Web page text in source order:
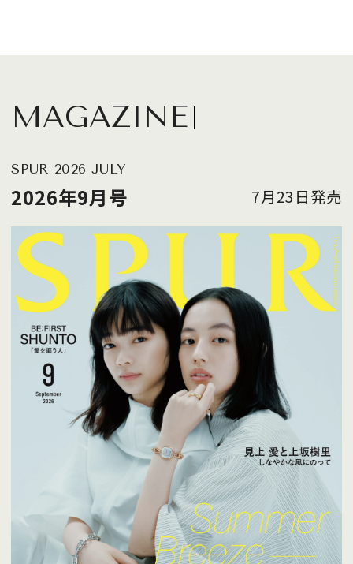
MAGAZINE
SPUR 2026 JULY
2026年9月号 7月23日発売